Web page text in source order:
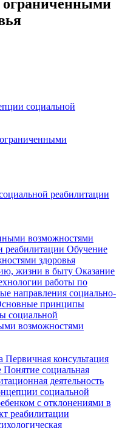
ограниченными
социальной
реабилитации
возможностями
реабилитации Обучение
здоровья
жизни в быту Оказание
работы по
направления социально-
принципы
социальной
возможностями
Первичная консультация
Понятие социальная
деятельность
социальной
с отклонениями в
реабилитации